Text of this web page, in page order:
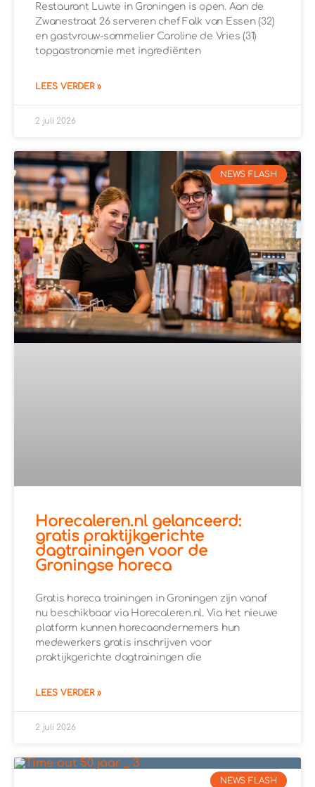
Restaurant Luwte in Groningen is open. Aan de
Zwanestraat 26 serveren chef Falk van Essen (32)
en gastvrouw-sommelier Caroline de Vries (31)
topgastronomie met ingrediënten
LEES VERDER »
2 juli 2026
NEWS FLASH
Horecaleren.nl gelanceerd:
gratis praktijkgerichte
dagtrainingen voor de
Groningse horeca
Gratis horeca trainingen in Groningen zijn vanaf
nu beschikbaar via Horecaleren.nl. Via het nieuwe
platform kunnen horecaondernemers hun
medewerkers gratis inschrijven voor
praktijkgerichte dagtrainingen die
LEES VERDER »
2 juli 2026
NEWS FLASH